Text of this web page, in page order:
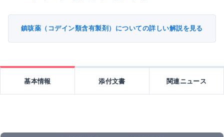
鎮咳薬（コデイン類含有製剤）についての詳しい解説を見る
基本情報 添付文書 関連ニュース